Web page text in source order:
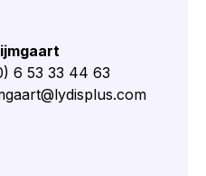
6 53 33 44 63